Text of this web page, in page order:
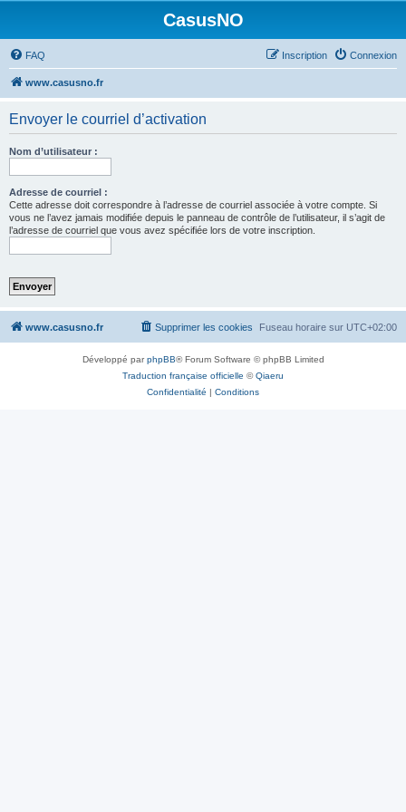
CasusNO
FAQ Connexion
Inscription
www.casusno.fr
Envoyer le courriel d’activation
Nom d’utilisateur :
Adresse de courriel :
Cette adresse doit correspondre à l’adresse de courriel associée à votre compte. Si
vous ne l’avez jamais modifiée depuis le panneau de contrôle de l’utilisateur, il s’agit de
l’adresse de courriel que vous avez spécifiée lors de votre inscription.
www.casusno.fr Fuseau horaire sur UTC+02:00
Supprimer les cookies
Développé parphpBB® Forum Software © phpBB Limited
Traduction française officielle ©Qiaeru
Confidentialité | Conditions